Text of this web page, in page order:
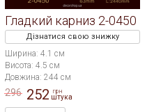
Гладкий карниз 2-0450
Дізнатися свою знижку
Ширина: 4.1 см
Висота: 4.5 см
Довжина: 244 см
296 252 грн
штука